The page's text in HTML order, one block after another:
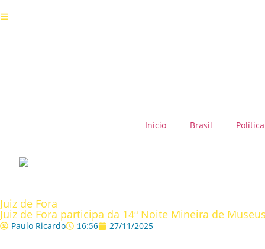
Início Brasil Política
Juiz de Fora
Juiz de Fora participa da 14ª Noite Mineira de
Paulo Ricardo 16:56 27/11/2025